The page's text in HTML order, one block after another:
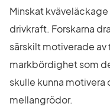
Minskat
drivkraft. Forskarna
särskilt motiverade
markbördighet som
skulle kunna
mellangrödor.